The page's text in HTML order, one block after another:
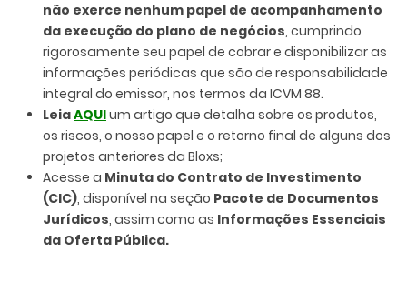
não exerce nenhum papel de acompanhamento
da execução do plano de negócios, cumprindo
rigorosamente seu papel de cobrar e disponibilizar as
informações periódicas que são de responsabilidade
integral do emissor, nos termos da ICVM 88.
LeiaAQUIum artigo que detalha sobre os produtos,
os riscos, o nosso papel e o retorno final de alguns dos
projetos anteriores da Bloxs;
Acesse a Minuta do Contrato de Investimento
(CIC), disponível na seção Pacote de Documentos
Jurídicos, assim como as Informações Essenciais
da Oferta Pública.